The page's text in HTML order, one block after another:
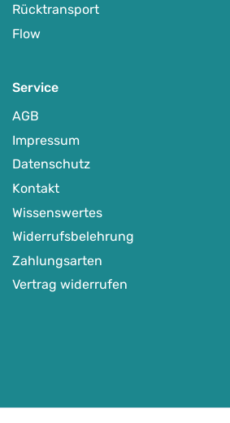
Rücktransport
Flow
Service
AGB
Impressum
Datenschutz
Kontakt
Wissenswertes
Widerrufsbelehrung
Zahlungsarten
Vertrag widerrufen